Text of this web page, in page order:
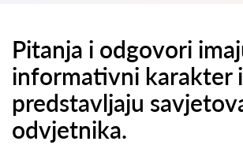
Pitanja i odgovori
informativni karakter
predstavljaju
odvjetnika.